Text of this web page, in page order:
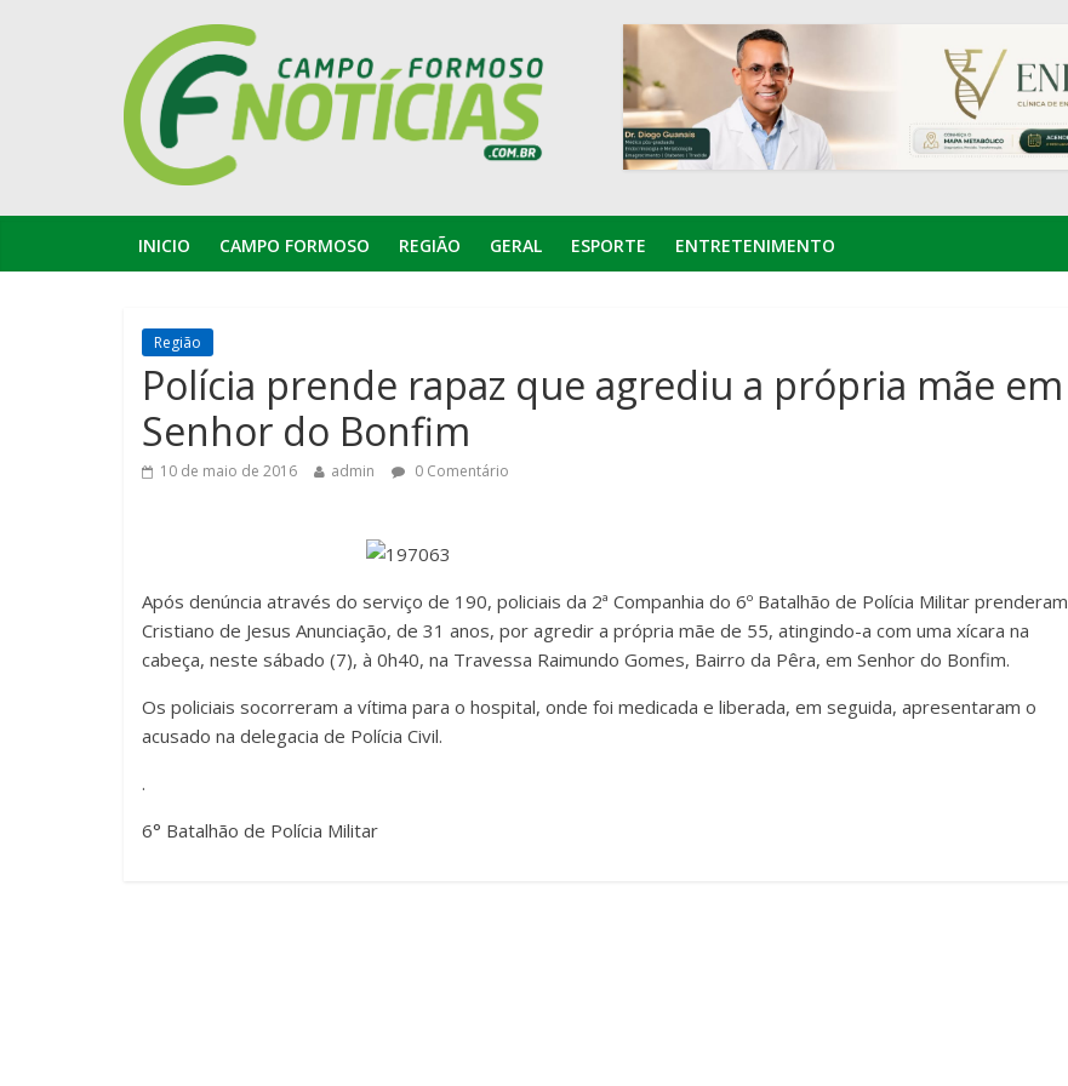
INICIO CAMPO FORMOSO REGIÃO GERAL ESPORTE ENTRETENIMENTO
Região
Polícia prende rapaz que agrediu a própria mãe em
Senhor do Bonfim
10 de maio de 2016 admin 0 Comentário
Após denúncia através do serviço de 190, policiais da 2ª Companhia do 6º Batalhão de Polícia Militar prenderam
Cristiano de Jesus Anunciação, de 31 anos, por agredir a própria mãe de 55, atingindo-a com uma xícara na
cabeça, neste sábado (7), à 0h40, na Travessa Raimundo Gomes, Bairro da Pêra, em Senhor do Bonfim.
Os policiais socorreram a vítima para o hospital, onde foi medicada e liberada, em seguida, apresentaram o
acusado na delegacia de Polícia Civil.
.
6° Batalhão de Polícia Militar